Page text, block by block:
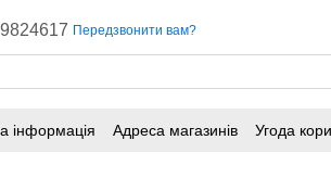
Передзвонити вам?
інформація Адреса магазинів Угода